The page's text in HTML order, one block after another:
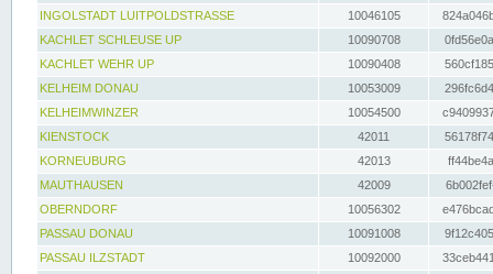
INGOLSTADT LUITPOLDSTRASSE
10046105
KACHLET SCHLEUSE UP
10090708
KACHLET WEHR UP
10090408
KELHEIM DONAU
10053009
KELHEIMWINZER
10054500
KIENSTOCK
42011
KORNEUBURG
42013
MAUTHAUSEN
42009
OBERNDORF
10056302
PASSAU DONAU
10091008
PASSAU ILZSTADT
10092000